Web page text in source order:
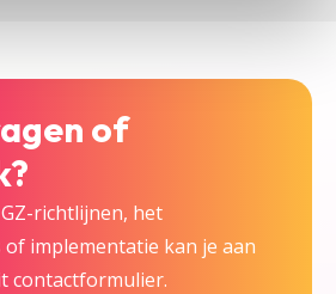
of
richtlijnen, het
implementatie kan je aan
contactformulier.